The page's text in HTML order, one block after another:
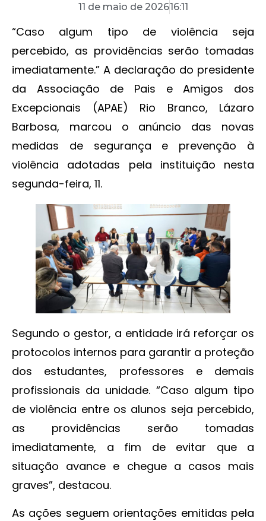
11 de maio de 202616:11
“Caso algum tipo de violência seja
percebido, as providências serão tomadas
imediatamente.” A declaração do presidente
da Associação de Pais e Amigos dos
Excepcionais (APAE) Rio Branco, Lázaro
Barbosa, marcou o anúncio das novas
medidas de segurança e prevenção à
violência adotadas pela instituição nesta
segunda-feira, 11.
Segundo o gestor, a entidade irá reforçar os
protocolos internos para garantir a proteção
dos estudantes, professores e demais
profissionais da unidade. “Caso algum tipo
de violência entre os alunos seja percebido,
as providências serão tomadas
imediatamente, a fim de evitar que a
situação avance e chegue a casos mais
graves”, destacou.
As ações seguem orientações emitidas pela